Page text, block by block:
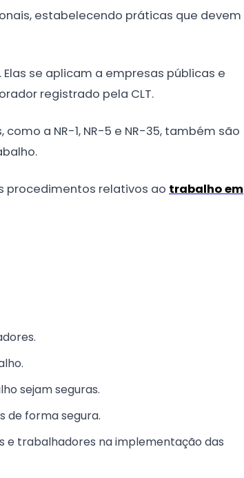
estabelecendo práticas que devem
se aplicam a empresas públicas e
registrado pela CLT.
a NR-1, NR-5 e NR-35, também são
procedimentos relativos ao trabalho em
sejam seguras.
de forma segura.
e trabalhadores na implementação das